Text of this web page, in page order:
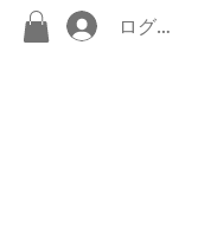
ログイン